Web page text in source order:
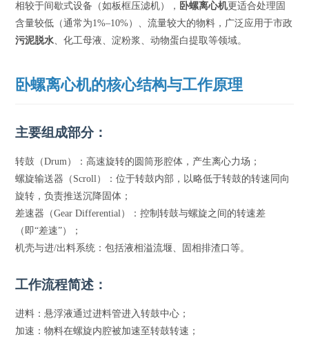
相较于间歇式设备（如板框压滤机）， 卧螺离心机更适合处理固
含量较低（通常为1%–10%）、流量较大的物料，广泛应用于市政
污泥脱水、化工母液、淀粉浆、动物蛋白提取等领域。
卧螺离心机的核心结构与工作原理
主要组成部分：
转鼓（Drum）：高速旋转的圆筒形腔体，产生离心力场；
螺旋输送器（Scroll）：位于转鼓内部，以略低于转鼓的转速同向
旋转，负责推送沉降固体；
差速器（Gear Differential）：控制转鼓与螺旋之间的转速差
（即“差速”）；
机壳与进/出料系统：包括液相溢流堰、固相排渣口等。
工作流程简述：
进料：悬浮液通过进料管进入转鼓中心；
加速：物料在螺旋内腔被加速至转鼓转速；